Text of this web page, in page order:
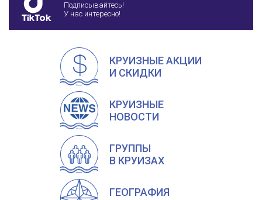
Подписывайтесь!
У нас интересно!
КРУИЗНЫЕ АКЦИИ
И СКИДКИ
КРУИЗНЫЕ
НОВОСТИ
ГРУППЫ
В КРУИЗАХ
ГЕОГРАФИЯ